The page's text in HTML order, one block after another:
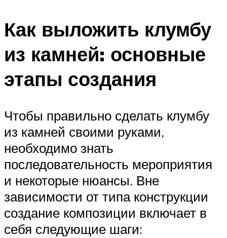
Как выложить клумбу
из камней: основные
этапы создания
Чтобы правильно сделать клумбу
из камней своими руками,
необходимо знать
последовательность мероприятия
и некоторые нюансы. Вне
зависимости от типа конструкции
создание композиции включает в
себя следующие шаги: